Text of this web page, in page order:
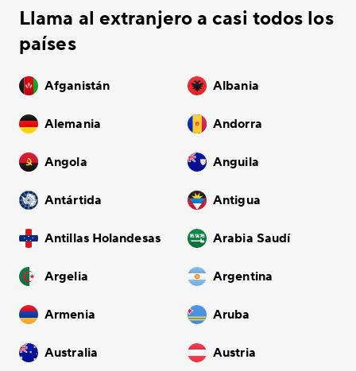
Llama al extranjero a casi todos los
países
Afganistán Albania
Alemania Andorra
Angola Anguila
Antártida Antigua
Antillas Holandesas Arabia Saudí
Argelia Argentina
Armenia Aruba
Australia Austria